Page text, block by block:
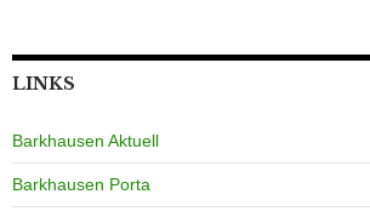
LINKS
Barkhausen Aktuell
Barkhausen Porta